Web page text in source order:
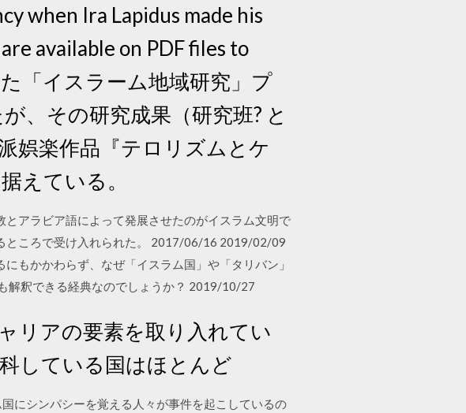
when Ira Lapidus made his
available on PDF files to
「イスラーム地域研究」プ
、その研究成果（研究班? と
娯楽作品『テロリズムとケ
えている。
アラビア語によって発展させたのがイスラム文明で
ところで受け入れられた。 2017/06/16 2019/02/09
もかかわらず、なぜ「イスラム国」や「タリバン」
解釈できる経典なのでしょうか？ 2019/10/27
リアの要素を取り入れてい
している国はほとんど
にシンパシーを覚える人々が事件を起こしているの